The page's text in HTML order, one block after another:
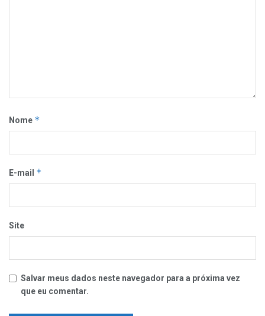
Nome *
E-mail *
Site
Salvar meus dados neste navegador para a próxima vez
que eu comentar.